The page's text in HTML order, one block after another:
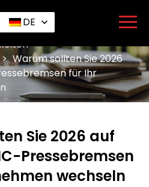
DE
>
> Warum sollten Sie 2026
für Ihr
Sie 2026 auf
Pressebremsen
wechseln